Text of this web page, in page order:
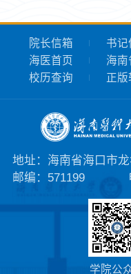
院长信箱 书记
海医首页
海南
校历查询
正版
地址：海南省海口市
邮编：571199
学院公